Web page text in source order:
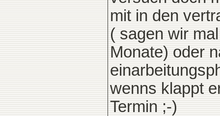
mit in den
( sagen wir
Monate) oder
wenns klappt
Termin ;-)